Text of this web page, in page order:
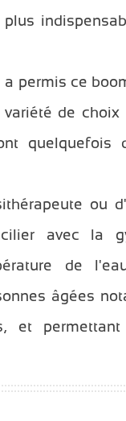
permis ce
de
quelquefois
ou
avec la
de
âgées
et